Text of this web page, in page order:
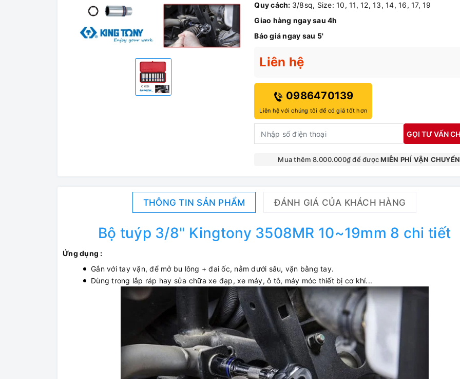
Quy cách: 3/8sq, Size: 10, 11, 12, 13, 14, 16, 17, 19
Giao hàng ngay sau 4h
Báo giá ngay sau 5'
Liên hệ
0986470139
Liên hệ với chúng tôi để có giá tốt hơn
GỌI TƯ VẤN
Mua thêm 8.000.000₫ để đượcMIỄN PHÍ VẬN CHUYỂN
THÔNG TIN SẢN PHẨM ĐÁNH GIÁ CỦA KHÁCH HÀNG
Bộ tuýp 3/8" Kingtony 3508MR 10~19mm 8 chi tiết
Ứng dụng :
Gắn với tay vặn, để mở bu lông + đai ốc, nằm dưới sâu, vặn bằng tay.
Dùng trong lắp ráp hay sửa chữa xe đạp, xe máy, ô tô, máy móc thiết bị cơ khí...